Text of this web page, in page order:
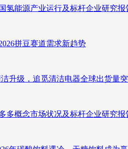
氢能源产业运行及标杆企业研究报
拼豆赛道需求新趋势
升级，追觅清洁电器全球出货量
多概念市场状况及标杆企业研究报